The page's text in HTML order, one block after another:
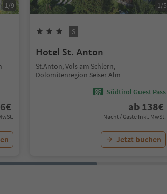
1/9
€
1/5
S
Hotel St. Anton
St.Anton, Völs am Schlern,
Dolomitenregion Seiser Alm
Südtirol Guest Pass
ab 138€
Nacht / Gäste Inkl. MwSt.
Jetzt buchen